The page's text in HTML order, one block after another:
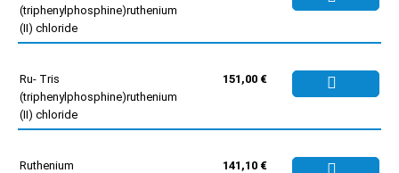
(triphenylphosphine)ruthenium
(II) chloride
Ru- Tris
(triphenylphosphine)ruthenium
(II) chloride
151,00 €
Ruthenium
141,10 €